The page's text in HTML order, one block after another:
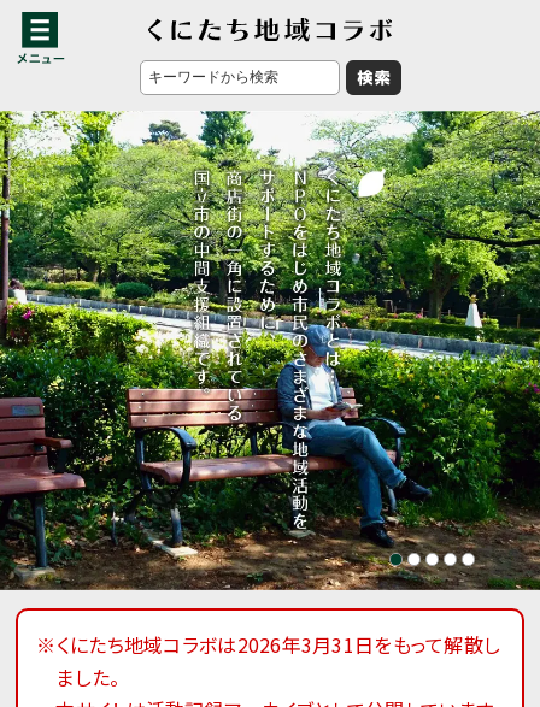
※くにたち地域コラボは2026年3月31日をもって解散し
ました。